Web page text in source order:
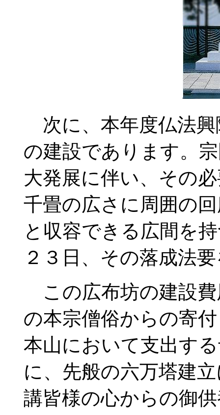
次に、本年度仏法興
の建設であります。
大発展に伴い、その
千畳の広さに周囲の
と収容できる広間を
２３日、その落成法
この広布坊の建設費
の本宗僧俗からの寄
本山において支出す
に、先般の六万塔建
講皆様の心からの御